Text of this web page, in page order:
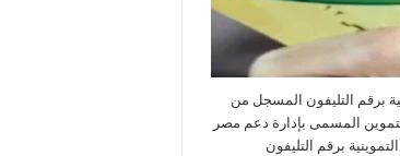
برقم التليفون المسجل من
المسمى بإدارة دعم مصر
برقم التليفون